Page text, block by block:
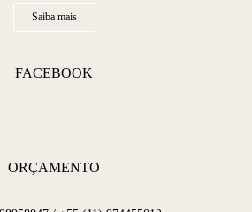
Saiba mais
FACEBOOK
ORÇAMENTO